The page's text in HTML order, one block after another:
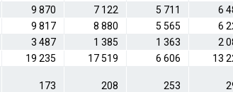
9 870 7 122 5 711
6
9 817 8 880 5 565
6
3 487 1 385 1 363
2
19 235 17 519 6 606
13
173 208 253